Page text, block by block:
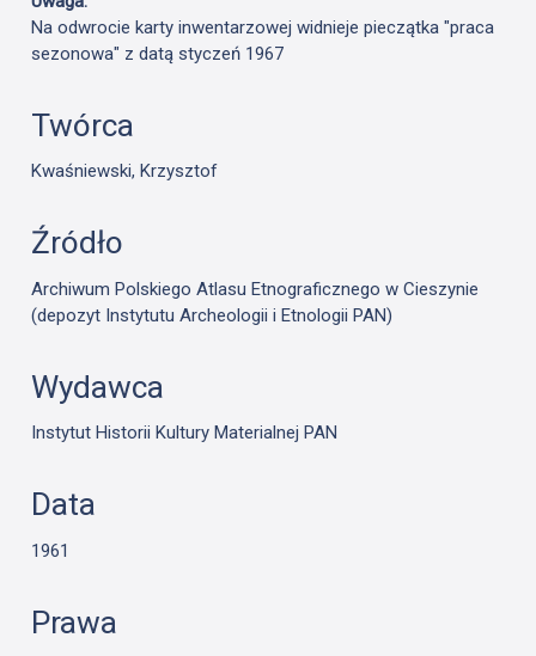
Na odwrocie karty inwentarzowej widnieje pieczątka "praca
sezonowa" z datą styczeń 1967
Twórca
Kwaśniewski, Krzysztof
Źródło
Archiwum Polskiego Atlasu Etnograficznego w Cieszynie
(depozyt Instytutu Archeologii i Etnologii PAN)
Wydawca
Instytut Historii Kultury Materialnej PAN
Data
1961
Prawa